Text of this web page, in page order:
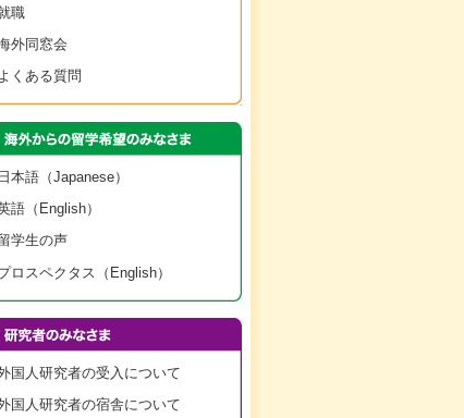
職
外同窓会
くある質問
日本語（Japanese）
語（English）
学生の声
ロスペクタス（English）
国人研究者の受入について
国人研究者の宿舎について